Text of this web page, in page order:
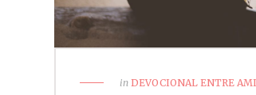
in DEVOCIONAL ENTRE